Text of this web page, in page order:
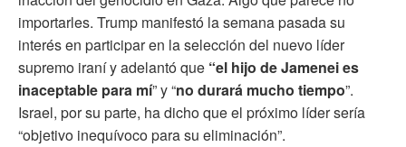
importarles. Trump manifestó la semana pasada su
interés en participar en la selección del nuevo líder
supremo iraní y adelantó que “el hijo de Jamenei es
inaceptable para mí” y “no durará mucho tiempo”.
Israel, por su parte, ha dicho que el próximo líder sería
“objetivo inequívoco para su eliminación”.